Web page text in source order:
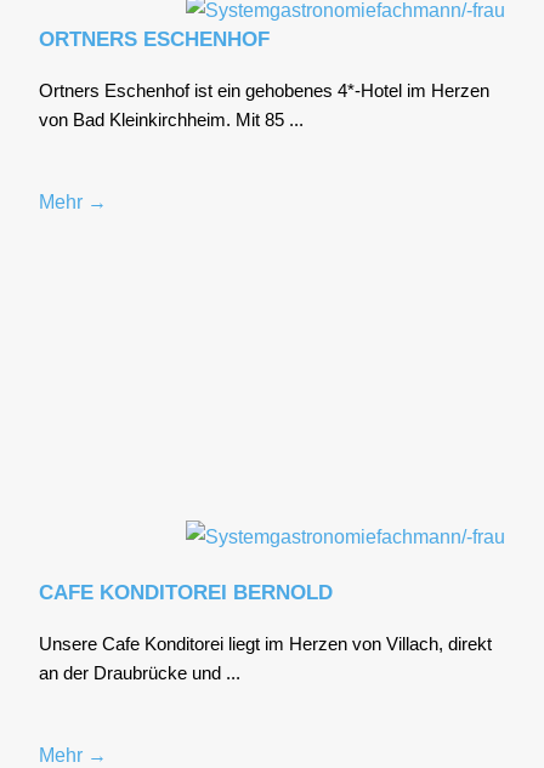
ORTNERS ESCHENHOF
Ort­ners Eschen­hof ist ein geho­be­nes 4*-Hotel im Her­zen
von Bad Klein­kirch­heim. Mit 85 ...
Mehr →
CAFE KONDITOREI BERNOLD
Unse­re Cafe Kon­di­to­rei liegt im Her­zen von Vil­lach, direkt
an der Drau­brü­cke und ...
Mehr →